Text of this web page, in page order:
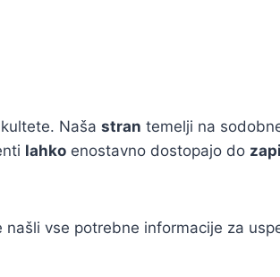
Naša stran temelji na
lahko enostavno dostopajo do
našli vse potrebne informacije za